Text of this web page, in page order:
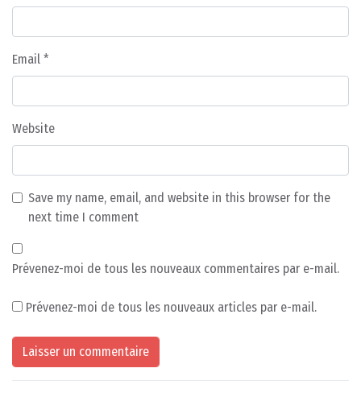
Email *
Website
Save my name, email, and website in this browser for the
next time I comment
Prévenez-moi de tous les nouveaux commentaires par e-mail.
Prévenez-moi de tous les nouveaux articles par e-mail.